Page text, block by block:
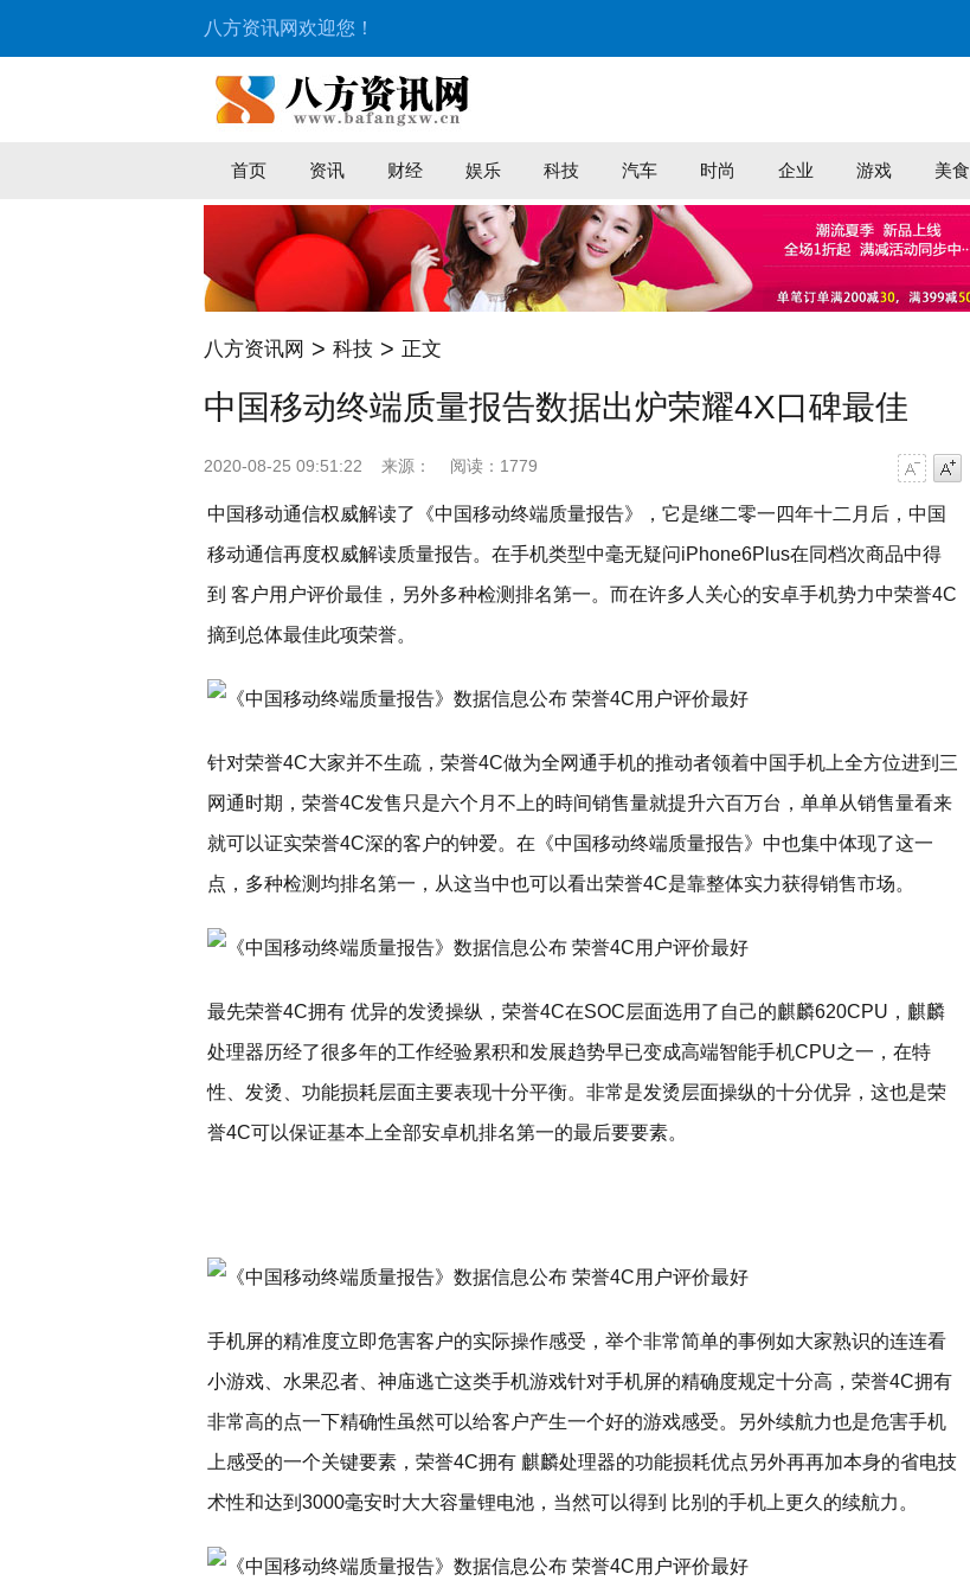
八方资讯网欢迎您！
首页 资讯 财经 娱乐 科技 汽车 时尚 企业 游戏 美食
八方资讯网 > 科技 > 正文
中国移动终端质量报告数据出炉荣耀4X口碑最佳
2020-08-25 09:51:22 来源： 阅读：1779
中国移动通信权威解读了《中国移动终端质量报告》，它是继二零一四年十二月后，中国
移动通信再度权威解读质量报告。在手机类型中毫无疑问iPhone6Plus在同档次商品中得
到 客户用户评价最佳，另外多种检测排名第一。而在许多人关心的安卓手机势力中荣誉4C
摘到总体最佳此项荣誉。
针对荣誉4C大家并不生疏，荣誉4C做为全网通手机的推动者领着中国手机上全方位进到三
网通时期，荣誉4C发售只是六个月不上的時间销售量就提升六百万台，单单从销售量看来
就可以证实荣誉4C深的客户的钟爱。在《中国移动终端质量报告》中也集中体现了这一
点，多种检测均排名第一，从这当中也可以看出荣誉4C是靠整体实力获得销售市场。
最先荣誉4C拥有 优异的发烫操纵，荣誉4C在SOC层面选用了自己的麒麟620CPU，麒麟
处理器历经了很多年的工作经验累积和发展趋势早已变成高端智能手机CPU之一，在特
性、发烫、功能损耗层面主要表现十分平衡。非常是发烫层面操纵的十分优异，这也是荣
誉4C可以保证基本上全部安卓机排名第一的最后要要素。
手机屏的精准度立即危害客户的实际操作感受，举个非常简单的事例如大家熟识的连连看
小游戏、水果忍者、神庙逃亡这类手机游戏针对手机屏的精确度规定十分高，荣誉4C拥有
非常高的点一下精确性虽然可以给客户产生一个好的游戏感受。另外续航力也是危害手机
上感受的一个关键要素，荣誉4C拥有 麒麟处理器的功能损耗优点另外再再加本身的省电技
术性和达到3000毫安时大大容量锂电池，当然可以得到 比别的手机上更久的续航力。